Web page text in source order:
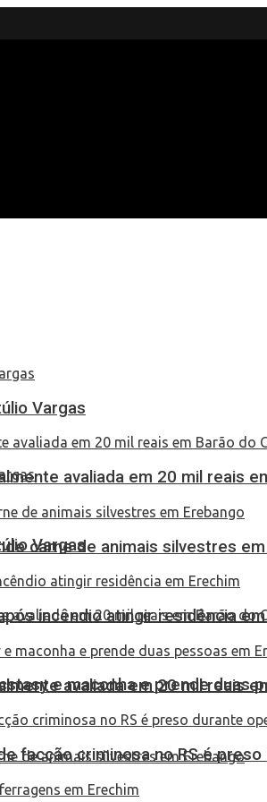
Vargas
avaliada em 20 mil reais
Vargas
avaliada em 20 mil reais
carne de animais silvestres
incêndio atingir residência
e maconha e prende duas
facção criminosa no RS é